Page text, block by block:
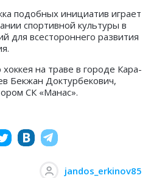
подобных инициатив играет
спортивной культуры в
для всестороннего развития
на траве в городе Кара-
Бекжан Доктурбекович,
СК «Манас».
jandos_erkinov85